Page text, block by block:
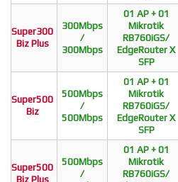
Super300
Biz Plus
300Mbps
/
300Mbps
01 AP + 01
Mikrotik
RB760iGS/
EdgeRouter X
SFP
Super500
Biz
500Mbps
/
500Mbps
01 AP + 01
Mikrotik
RB760iGS/
EdgeRouter X
SFP
Super500
Biz Plus
500Mbps
/
01 AP + 01
Mikrotik
RB760iGS/